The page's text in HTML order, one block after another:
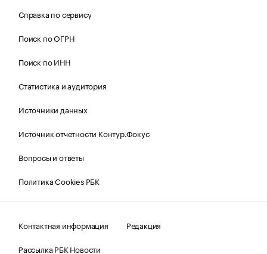
Справка по сервису
Поиск по ОГРН
Поиск по ИНН
Статистика и аудитория
Источники данных
Источник отчетности Контур.Фокус
Вопросы и ответы
Политика Cookies РБК
Контактная информация
Редакция
Рассылка РБК Новости